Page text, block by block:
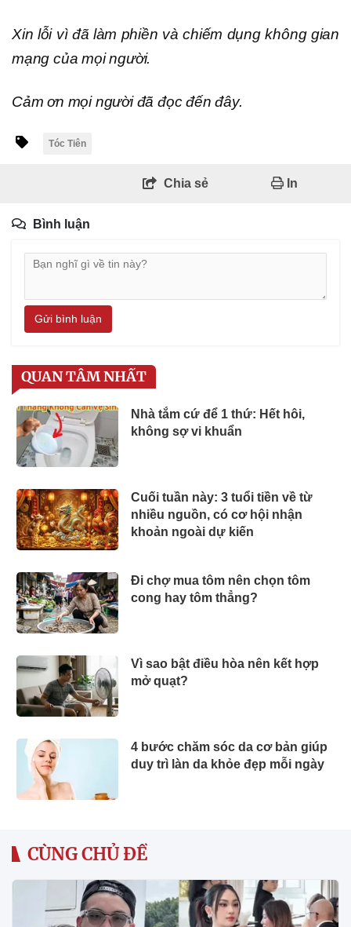
Xin lỗi vì đã làm phiền và chiếm dụng không gian
mạng của mọi người.
Cảm ơn mọi người đã đọc đến đây.
Tóc Tiên
Chia sẻ In
Bình luận
Gửi bình luận
QUAN TÂM NHẤT
Nhà tắm cứ để 1 thứ: Hết hôi,
không sợ vi khuẩn
Cuối tuần này: 3 tuổi tiền về từ
nhiều nguồn, có cơ hội nhận
khoản ngoài dự kiến
Đi chợ mua tôm nên chọn tôm
cong hay tôm thẳng?
Vì sao bật điều hòa nên kết hợp
mở quạt?
4 bước chăm sóc da cơ bản giúp
duy trì làn da khỏe đẹp mỗi ngày
CÙNG CHỦ ĐỀ